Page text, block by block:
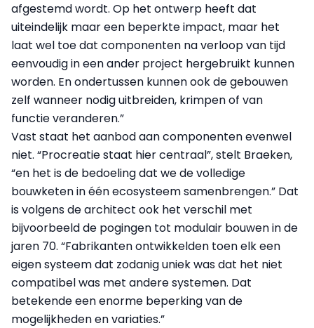
afgestemd wordt. Op het ontwerp heeft dat
uiteindelijk maar een beperkte impact, maar het
laat wel toe dat componenten na verloop van tijd
eenvoudig in een ander project hergebruikt kunnen
worden. En ondertussen kunnen ook de gebouwen
zelf wanneer nodig uitbreiden, krimpen of van
functie veranderen.”
Vast staat het aanbod aan componenten evenwel
niet. “Procreatie staat hier centraal”, stelt Braeken,
“en het is de bedoeling dat we de volledige
bouwketen in één ecosysteem samenbrengen.” Dat
is volgens de architect ook het verschil met
bijvoorbeeld de pogingen tot modulair bouwen in de
jaren 70. “Fabrikanten ontwikkelden toen elk een
eigen systeem dat zodanig uniek was dat het niet
compatibel was met andere systemen. Dat
betekende een enorme beperking van de
mogelijkheden en variaties.”